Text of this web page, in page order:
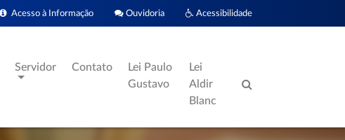
Acessibilidade
Ouvidoria
Acesso à Informação
Servidor Contato
Lei Paulo
Gustavo
Lei
Aldir
Blanc